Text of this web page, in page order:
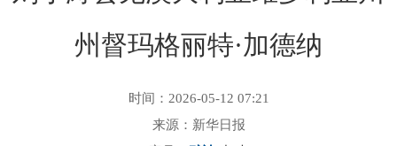
州督玛格丽特·加德纳
时间：2026-05-12 07:21
来源：新华日报